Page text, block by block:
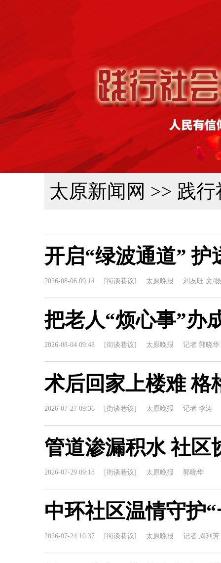
太原新闻网 >> 践
开启“绿波通道” 护
2026-08-06 09:14 [街谈巷议] 太原晚报 刘友旺 文/摄
把老人“烦心事”办
2026-08-04 09:48 [街谈巷议] 太原晚报 记者 郭晓
术后回家上楼难 格
2026-07-27 09:36 [街谈巷议] 太原晚报 记者 李涛
管道渗漏积水 社区
2026-07-29 09:18 [街谈巷议] 太原晚报 郭晓华
中环社区温情守护
2026-07-24 10:37 [街谈巷议] 太原晚报 记者 周利